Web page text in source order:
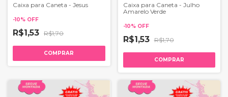
Caixa para Caneta - Jesus
-10% OFF
R$1,53 R$1,70
COMPRAR
Caixa para Caneta - Julho
Amarelo Verde
-10% OFF
R$1,53 R$1,70
COMPRAR